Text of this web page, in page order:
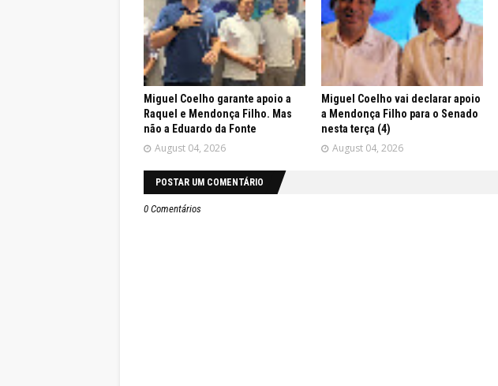
Miguel Coelho garante apoio a
Raquel e Mendonça Filho. Mas
não a Eduardo da Fonte
August 04, 2026
Miguel Coelho vai declarar apoio
a Mendonça Filho para o Senado
nesta terça (4)
August 04, 2026
POSTAR UM COMENTÁRIO
0 Comentários